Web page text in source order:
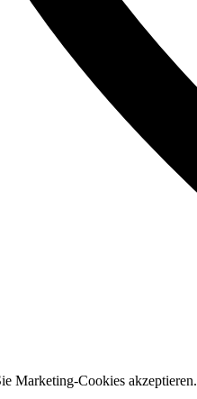
Marketing-Cookies akzeptieren.